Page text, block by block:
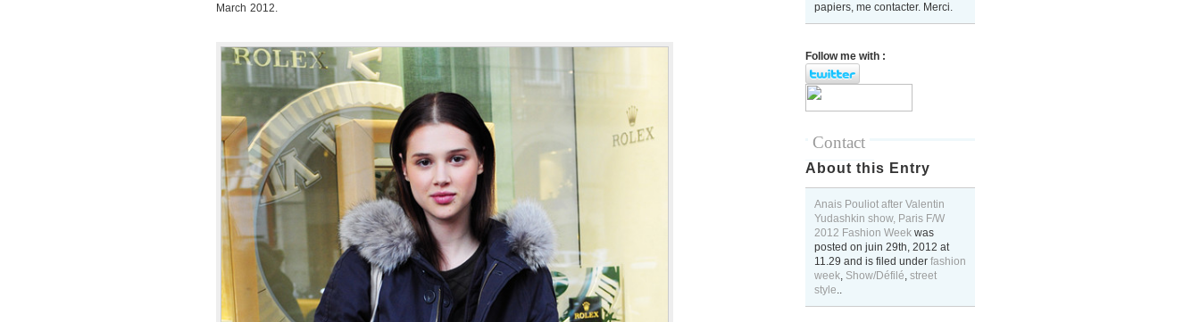
papiers, me contacter. Merci.
Follow me with :
Contact
About this Entry
Anais Pouliot after Valentin
Yudashkin show, Paris F/W
2012 Fashion Week was
posted on juin 29th, 2012 at
11.29 and is filed under fashion
week, Show/Défilé, street
style..
March 2012.